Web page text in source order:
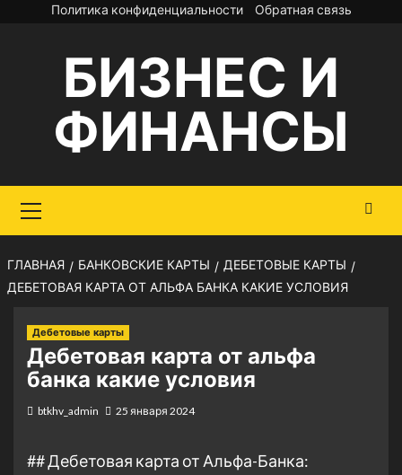
Перейти
содержимому
Политика конфиденциальности Обратная связь
БИЗНЕС И
ФИНАНСЫ
меню
ГЛАВНАЯ БАНКОВСКИЕ КАРТЫ
ДЕБЕТОВЫЕ КАРТЫ
ДЕБЕТОВАЯ КАРТА ОТ АЛЬФА БАНКА КАКИЕ УСЛОВИЯ
Дебетовые карты
Дебетовая карта от альфа
банка какие условия
btkhv_admin 25 января 2024
## Дебетовая карта от Альфа-Банка: